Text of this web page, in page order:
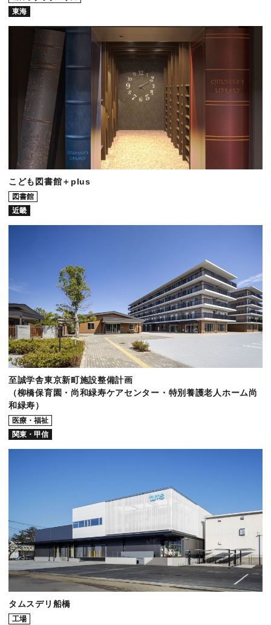
東海
こども図書館＋plus
図書館
近畿
至誠学舎東京新町施設整備計画
（柳橋保育園・尚和緑寿ケアセンター・特別養護老人ホーム尚
和緑寿）
医療・福祉
関東・甲信
タムスデリ船橋
工場